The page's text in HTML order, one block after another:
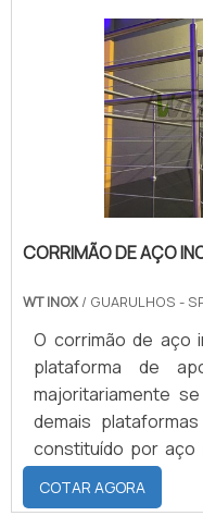
para as duas
usinagem de
utilizada na
são usados para a
CORRIMÃO DE AÇO
WT INOX / GUARULHOS -
O corrimão de aço
plataforma de
majoritariamente
demais
constituído por aço
de aço é
intempéries da
COTAR AGORA